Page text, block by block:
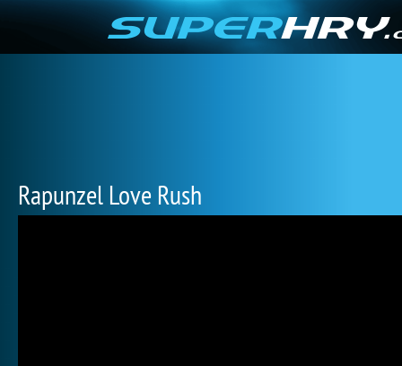
Rapunzel Love Rush